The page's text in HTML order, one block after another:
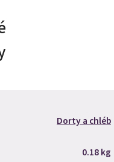
Dorty a chléb
0.18 kg